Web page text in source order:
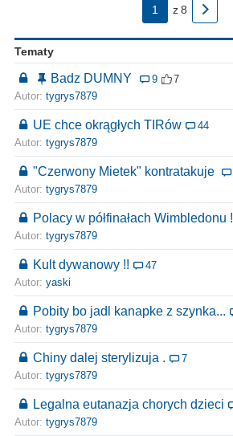
1 z8
Tematy
Badz DUMNY 9
7
Autor: tygrys7879
UE chce okrągłych TIRów
44
Autor: tygrys7879
"Czerwony Mietek" kontratakuje
Autor: tygrys7879
Polacy w półfinałach Wimbledonu !
Autor: tygrys7879
Kult dywanowy !!
47
Autor: yaski
Pobity bo jadl kanapke z szynka...
Autor: tygrys7879
Chiny dalej sterylizuja .
7
Autor: tygrys7879
Legalna eutanazja chorych dzieci
Autor: tygrys7879